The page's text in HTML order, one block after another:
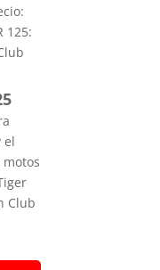
125:
el
Club